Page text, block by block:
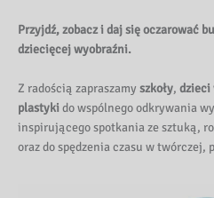
Przyjdź, zobacz i daj się oczarować
dziecięcej wyobraźni.
Z radością zapraszamy szkoły, dzieci
plastyki do wspólnego odkrywania
inspirującego spotkania ze sztuką,
oraz do spędzenia czasu w twórczej,